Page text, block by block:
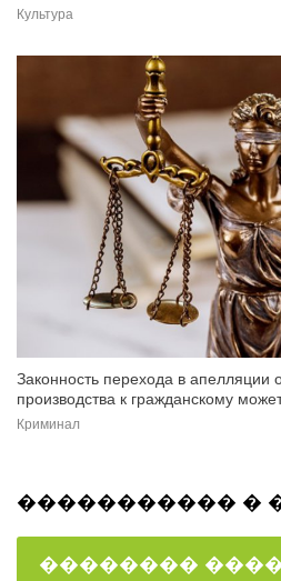
Культура
Законность перехода в апелляции
производства к гражданскому
Криминал
����������� �
��������